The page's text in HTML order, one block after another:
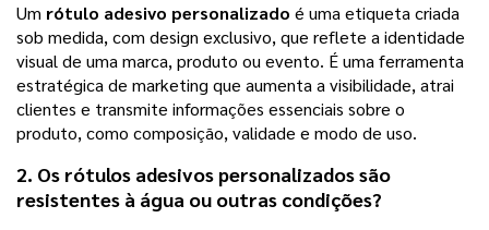
Um rótulo adesivo personalizado é uma etiqueta criada
sob medida, com design exclusivo, que reflete a identidade
visual de uma marca, produto ou evento. É uma ferramenta
estratégica de marketing que aumenta a visibilidade, atrai
clientes e transmite informações essenciais sobre o
produto, como composição, validade e modo de uso.
2. Os rótulos adesivos personalizados são
resistentes à água ou outras condições?